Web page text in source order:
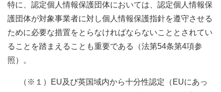
特に、認定個人情報保護団体においては、認定個人情報保
護団体が対象事業者に対し個人情報保護指針を遵守させる
ために必要な措置をとらなければならないこととされてい
ることを踏まえることも重要である（法第54条第4項参
照）。
（※１）EU及び英国域内から十分性認定（EUにあっ